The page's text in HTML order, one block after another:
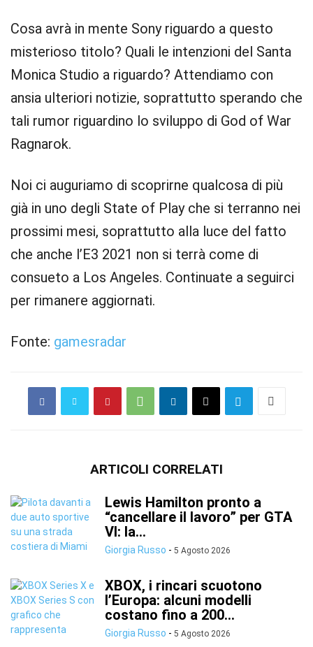
Cosa avrà in mente Sony riguardo a questo
misterioso titolo? Quali le intenzioni del Santa
Monica Studio a riguardo? Attendiamo con
ansia ulteriori notizie, soprattutto sperando che
tali rumor riguardino lo sviluppo di God of War
Ragnarok.
Noi ci auguriamo di scoprirne qualcosa di più
già in uno degli State of Play che si terranno nei
prossimi mesi, soprattutto alla luce del fatto
che anche l’E3 2021 non si terrà come di
consueto a Los Angeles. Continuate a seguirci
per rimanere aggiornati.
Fonte: gamesradar
ARTICOLI CORRELATI
Lewis Hamilton pronto a
“cancellare il lavoro” per GTA
VI: la...
Giorgia Russo - 5 Agosto 2026
XBOX, i rincari scuotono
l’Europa: alcuni modelli
costano fino a 200...
Giorgia Russo - 5 Agosto 2026